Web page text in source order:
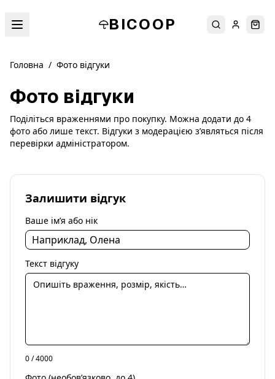
BICOOP ПошукУвійти
Головна / Фото відгуки
Фото відгуки
Поділіться враженнями про покупку. Можна додати до 4
фото або лише текст. Відгуки з модерацією з’являться після
перевірки адміністратором.
Залишити відгук
Ваше ім’я або нік
Текст відгуку
0/ 4000